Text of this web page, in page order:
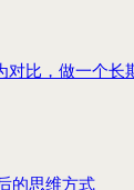
对比，做一个长
的思维方式